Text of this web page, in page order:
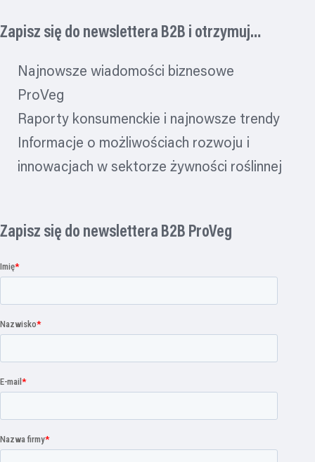
Zapisz się do newslettera B2B i otrzymuj…
Najnowsze wiadomości biznesowe
ProVeg
Raporty konsumenckie i najnowsze trendy
Informacje o możliwościach rozwoju i
innowacjach w sektorze żywności roślinnej
Zapisz się do newslettera B2B ProVeg